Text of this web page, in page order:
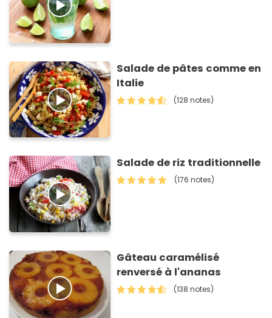
Salade de pâtes comme en
Italie
(128 notes)
Salade de riz traditionnelle
(176 notes)
Gâteau caramélisé
renversé à l'ananas
(138 notes)